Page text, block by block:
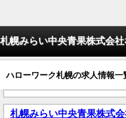
札幌みらい中央青果株式会
ハローワーク札幌の求人情報一
札幌みらい中央青果株式